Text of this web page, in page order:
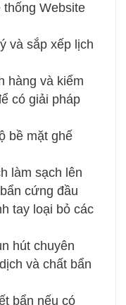
thống Website
và sắp xếp lịch
hàng và kiểm
có giải pháp
bề mặt ghế
làm sạch lên
cứng đầu
tay loại bỏ các
hút chuyên
và chất bẩn
bẩn nếu có